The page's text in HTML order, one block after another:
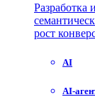
Разработка
рост
AI
AI-